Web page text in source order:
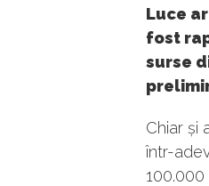
Luce
fost
surse
Chiar și
într-